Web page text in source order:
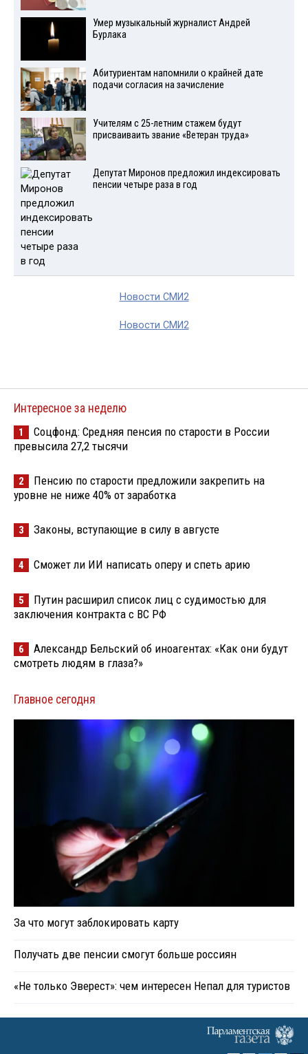
Умер музыкальный журналист Андрей
Бурлака
Абитуриентам напомнили о крайней дате
подачи согласия на зачисление
Учителям с 25-летним стажем будут
присваиваить звание «Ветеран труда»
Депутат Миронов предложил индексировать
пенсии четыре раза в год
Новости СМИ2
Новости СМИ2
Интересное за неделю
1
Соцфонд: Средняя пенсия по старости в России
превысила 27,2 тысячи
2
Пенсию по старости предложили закрепить на
уровне не ниже 40% от заработка
3 Законы, вступающие в силу в августе
4 Сможет ли ИИ написать оперу и спеть арию
5
Путин расширил список лиц с судимостью для
заключения контракта с ВС РФ
6
Александр Бельский об иноагентах: «Как они будут
смотреть людям в глаза?»
Главное сегодня
За что могут заблокировать карту
Получать две пенсии смогут больше россиян
«Не только Эверест»: чем интересен Непал для туристов